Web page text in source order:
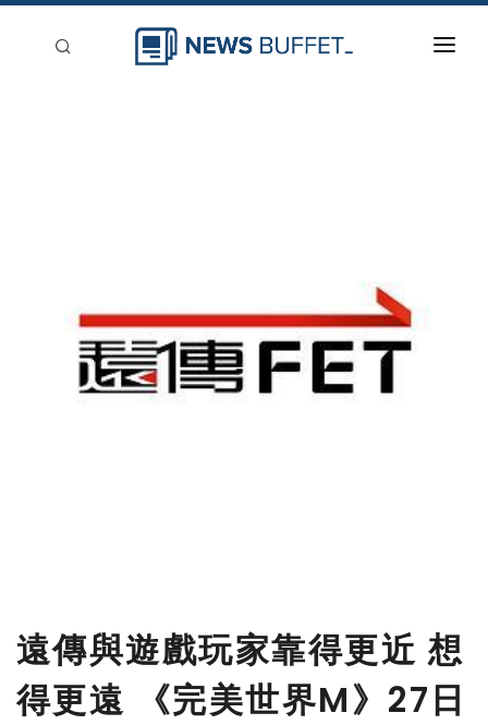
遠傳與遊戲玩家靠得更近 想
得更遠 《完美世界M》27日